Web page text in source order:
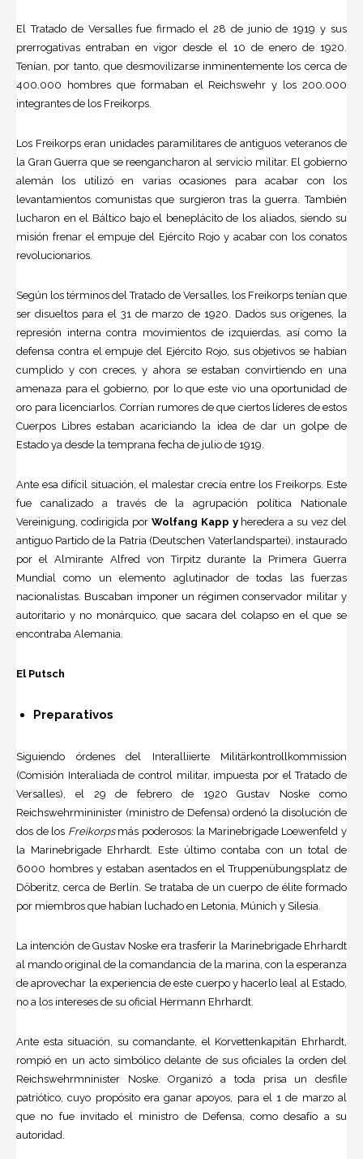
El Tratado de Versalles fue firmado el 28 de junio de 1919 y sus
prerrogativas entraban en vigor desde el 10 de enero de 1920.
Tenían, por tanto, que desmovilizarse inminentemente los cerca de
400.000 hombres que formaban el Reichswehr y los 200.000
integrantes de los Freikorps.
Los Freikorps eran unidades paramilitares de antiguos veteranos de
la Gran Guerra que se reengancharon al servicio militar. El gobierno
alemán los utilizó en varias ocasiones para acabar con los
levantamientos comunistas que surgieron tras la guerra. También
lucharon en el Báltico bajo el beneplácito de los aliados, siendo su
misión frenar el empuje del Ejército Rojo y acabar con los conatos
revolucionarios.
Según los términos del Tratado de Versalles, los Freikorps tenían que
ser disueltos para el 31 de marzo de 1920. Dados sus orígenes, la
represión interna contra movimientos de izquierdas, así como la
defensa contra el empuje del Ejército Rojo, sus objetivos se habían
cumplido y con creces, y ahora se estaban convirtiendo en una
amenaza para el gobierno, por lo que este vio una oportunidad de
oro para licenciarlos. Corrían rumores de que ciertos líderes de estos
Cuerpos Libres estaban acariciando la idea de dar un golpe de
Estado ya desde la temprana fecha de julio de 1919.
Ante esa difícil situación, el malestar crecía entre los Freikorps. Este
fue canalizado a través de la agrupación política Nationale
Vereinigung, codirigida porWolfang Kapp y heredera a su vez del
antiguo Partido de la Patria (Deutschen Vaterlandspartei), instaurado
por el Almirante Alfred von Tirpitz durante la Primera Guerra
Mundial como un elemento aglutinador de todas las fuerzas
nacionalistas. Buscaban imponer un régimen conservador militar y
autoritario y no monárquico, que sacara del colapso en el que se
encontraba Alemania.
El Putsch
Preparativos
Siguiendo órdenes del Interalliierte Militärkontrollkommission
(Comisión Interaliada de control militar, impuesta por el Tratado de
Versalles), el 29 de febrero de 1920 Gustav Noske como
Reichswehrmininister (ministro de Defensa) ordenó la disolución de
dos de los Freikorpsmás poderosos: la Marinebrigade Loewenfeld y
la Marinebrigade Ehrhardt. Este último contaba con un total de
6000 hombres y estaban asentados en el Truppenübungsplatz de
Döberitz, cerca de Berlín. Se trataba de un cuerpo de élite formado
por miembros que habían luchado en Letonia, Múnich y Silesia.
La intención de Gustav Noske era trasferir la Marinebrigade Ehrhardt
al mando original de la comandancia de la marina, con la esperanza
de aprovechar la experiencia de este cuerpo y hacerlo leal al Estado,
no a los intereses de su oficial Hermann Ehrhardt.
Ante esta situación, su comandante, el Korvettenkapitän Ehrhardt,
rompió en un acto simbólico delante de sus oficiales la orden del
Reichswehrmninister Noske. Organizó a toda prisa un desfile
patriótico, cuyo propósito era ganar apoyos, para el 1 de marzo al
que no fue invitado el ministro de Defensa, como desafío a su
autoridad.